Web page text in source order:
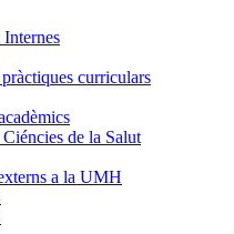
Internes
curriculars
de la Salut
a la UMH